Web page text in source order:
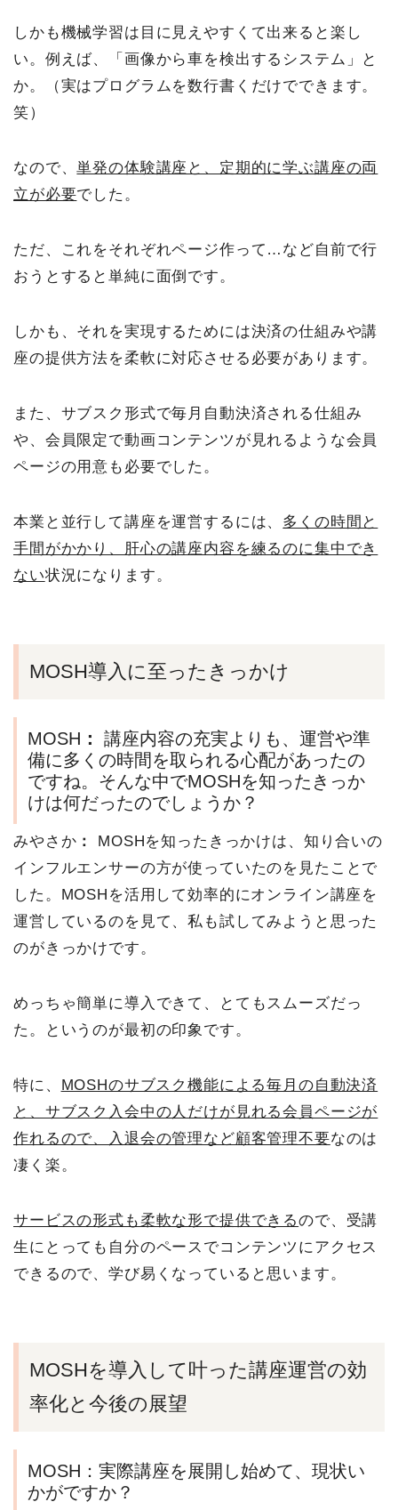
しかも機械学習は目に見えやすくて出来ると楽し
い。例えば、「画像から車を検出するシステム」と
か。（実はプログラムを数行書くだけでできます。
笑）
なので、単発の体験講座と、定期的に学ぶ講座の両
立が必要でした。
ただ、これをそれぞれページ作って…など自前で行
おうとすると単純に面倒です。
しかも、それを実現するためには決済の仕組みや講
座の提供方法を柔軟に対応させる必要があります。
また、サブスク形式で毎月自動決済される仕組み
や、会員限定で動画コンテンツが見れるような会員
ページの用意も必要でした。
本業と並行して講座を運営するには、 多くの時間と
手間がかかり、肝心の講座内容を練るのに集中でき
ない状況になります。
MOSH導入に至ったきっかけ
MOSH ：
講座内容の充実よりも、運営や準
備に多くの時間を取られる心配があったの
ですね。そんな中でMOSHを知ったきっか
けは何だったのでしょうか？
みやさか ：
MOSHを知ったきっかけは、知り合いの
インフルエンサーの方が使っていたのを見たことで
した。MOSHを活用して効率的にオンライン講座を
運営しているのを見て、私も試してみようと思った
のがきっかけです。
めっちゃ簡単に導入できて、とてもスムーズだっ
た。というのが最初の印象です。
特に、 MOSHのサブスク機能による毎月の自動決済
と、サブスク入会中の人だけが見れる会員ページが
作れるので、入退会の管理など顧客管理不要なのは
凄く楽。
サービスの形式も柔軟な形で提供できるので、受講
生にとっても自分のペースでコンテンツにアクセス
できるので、学び易くなっていると思います。
MOSHを導入して叶った講座運営の効
率化と今後の展望
MOSH：実際講座を展開し始めて、現状い
かがですか？